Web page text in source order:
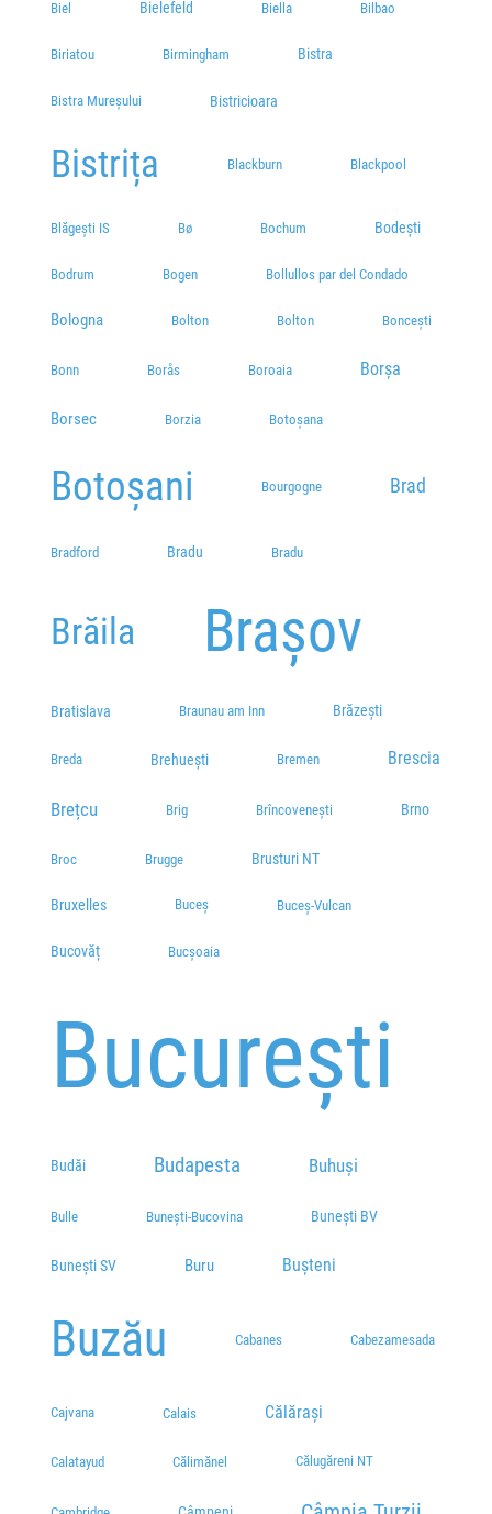
Biel Bielefeld Biella Bilbao
Biriatou Birmingham Bistra
Bistra Mureșului Bistricioara
Bistrița Blackburn Blackpool
Blăgești IS Bø Bochum Bodești
Bodrum Bogen Bollullos par del Condado
Bologna Bolton Bolton Boncești
Bonn Borås Boroaia Borșa
Borsec Borzia Botoșana
Botoșani Bourgogne Brad
Bradford Bradu Bradu
Brăila Brașov
Bratislava Braunau am Inn Brăzești
Breda Brehuești Bremen Brescia
Brețcu Brig Brîncovenești Brno
Broc Brugge Brusturi NT
Bruxelles Buceș Buceș-Vulcan
Bucovăț Bucșoaia
București
Budăi Budapesta Buhuși
Bulle Bunești-Bucovina Bunești BV
Bunești SV Buru Bușteni
Buzău Cabanes Cabezamesada
Cajvana Calais Călărași
Calatayud Călimănel Călugăreni NT